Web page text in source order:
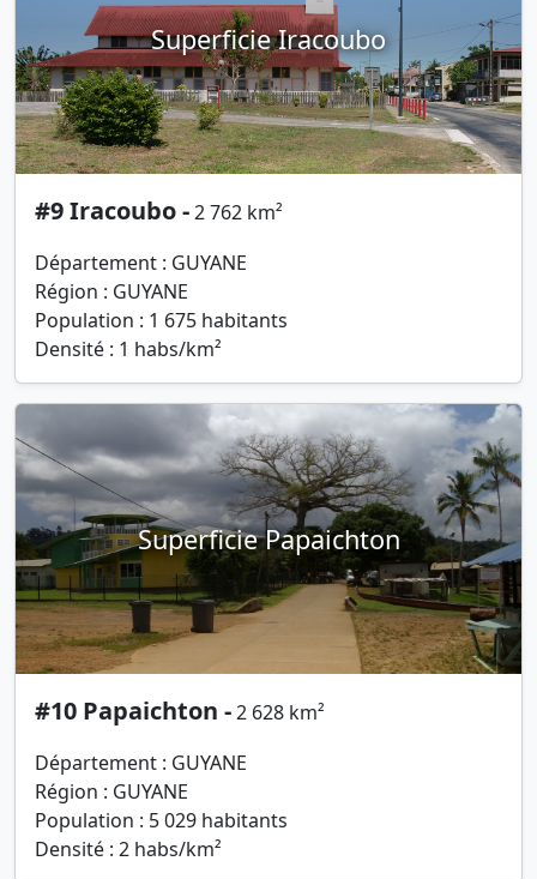
Superficie Iracoubo
#9 Iracoubo -2 762 km²
Département : GUYANE
Région : GUYANE
Population : 1 675 habitants
Densité : 1 habs/km²
Superficie Papaichton
#10 Papaichton -2 628 km²
Département : GUYANE
Région : GUYANE
Population : 5 029 habitants
Densité : 2 habs/km²